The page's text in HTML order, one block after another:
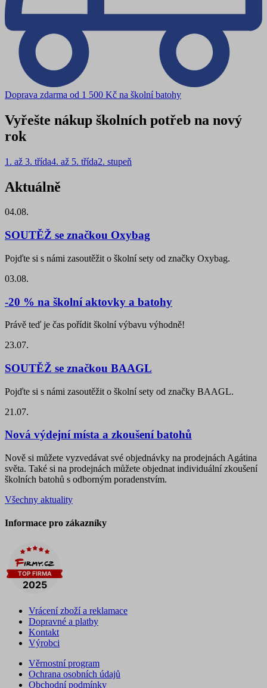
Doprava zdarma od 1 500 Kč na školní batohy
Vyřešte nákup školních potřeb na nový
rok
1. až 3. třída4. až 5. třída2. stupeň
Aktuálně
04.08.
SOUTĚŽ se značkou Oxybag
Pojďte si s námi zasoutěžit o školní sety od značky Oxybag.
03.08.
-20 % na školní aktovky a batohy
Právě teď je čas pořídit školní výbavu výhodně!
23.07.
SOUTĚŽ se značkou BAAGL
Pojďte si s námi zasoutěžit o školní sety od značky BAAGL.
21.07.
Nová výdejní místa a zkoušení batohů
Nově si můžete vyzvedávat své objednávky na prodejnách Agátina
světa. Také si na prodejnách můžete objednat individuální zkoušení
školních batohů s odborným poradenstvím.
Všechny aktuality
Informace pro zákazníky
Vrácení zboží a reklamace
Dopravné a platby
Kontakt
Výrobci
Věrnostní program
Ochrana osobních údajů
Obchodní podmínky